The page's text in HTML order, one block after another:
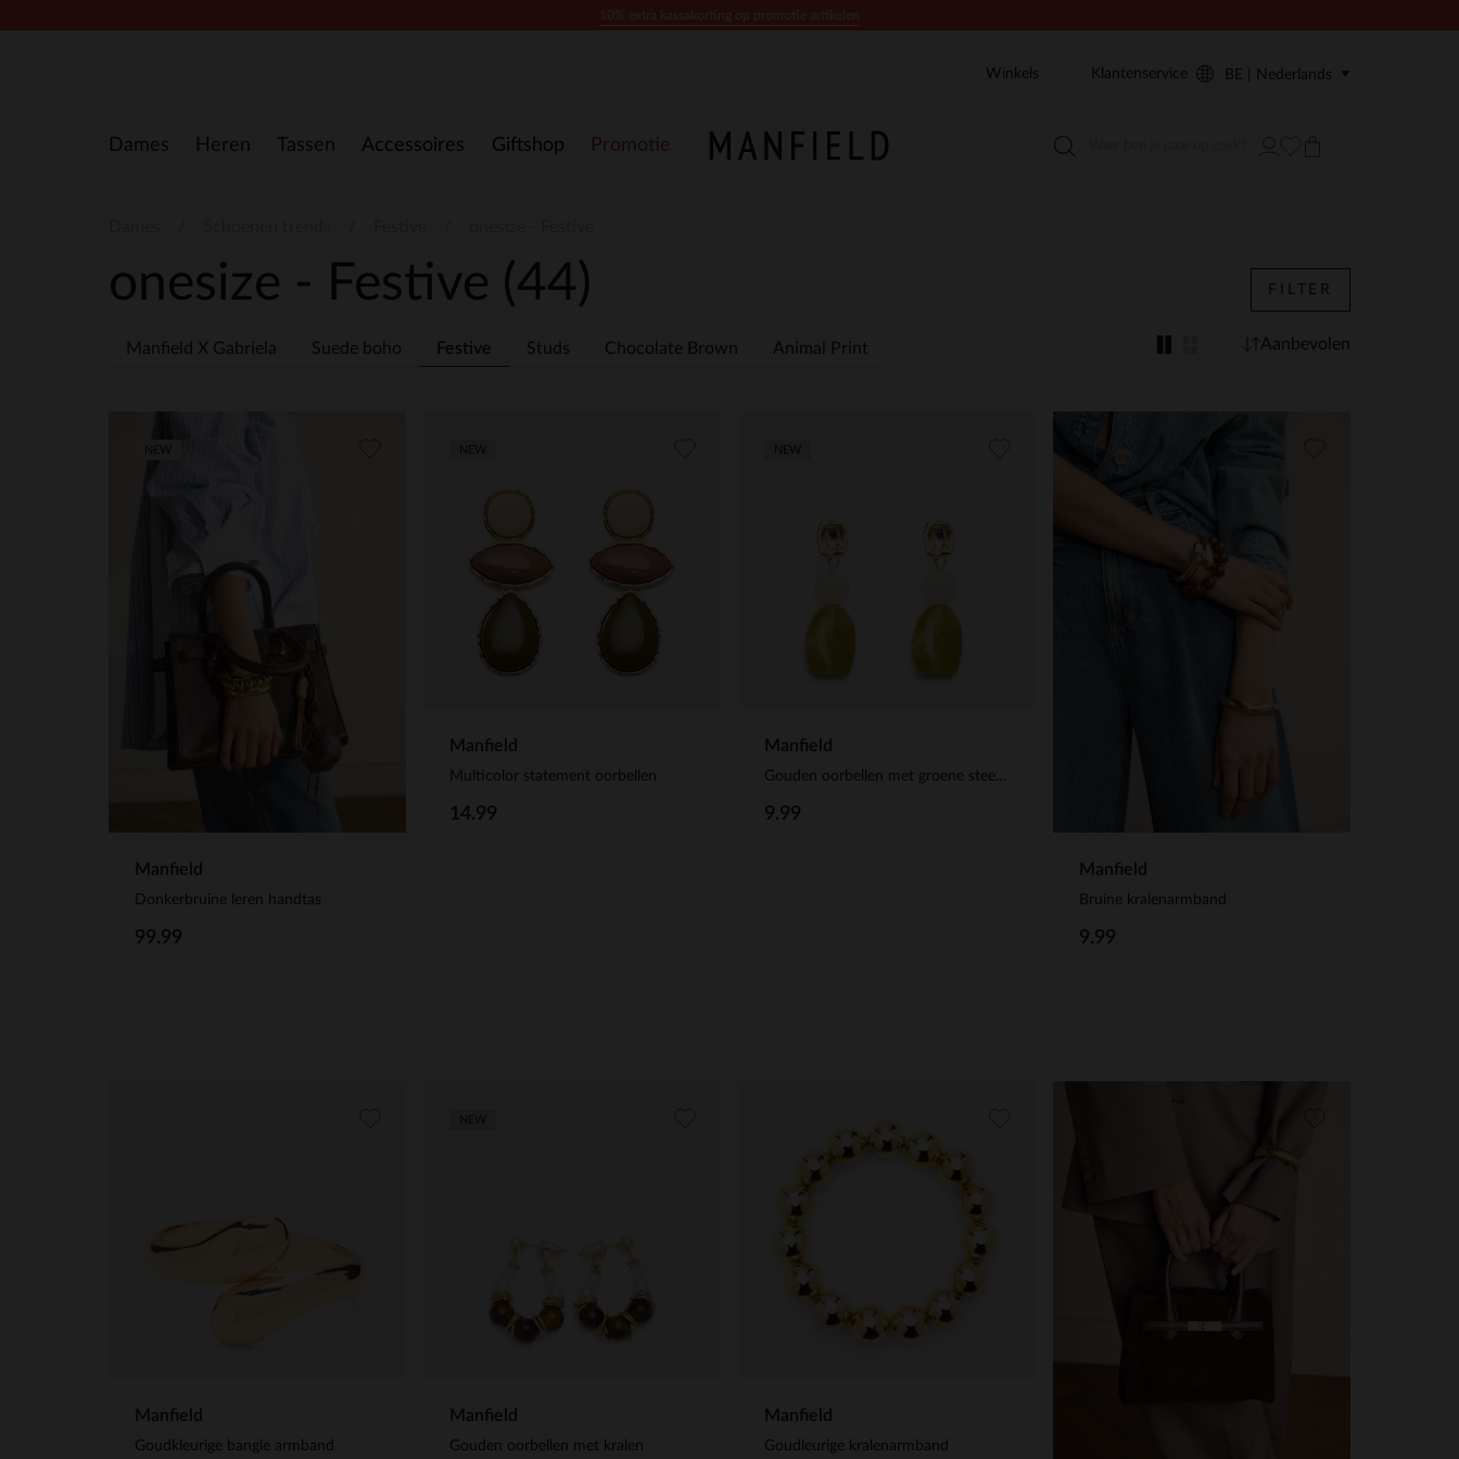
Dames Heren Tassen Accessoires Giftshop Promotie
Winkels Klantenservice BE | Nederlands
onesize - Festive (44)
Manfield X Gabriela Suede boho Festive Studs Chocolate Brown Animal Print
FILTER
Aanbevolen
Manfield
Donkerbruine leren handtas
99.99
Manfield
Multicolor statement oorbellen
14.99
Manfield
Gouden oorbellen met groene steentjes
9.99
Manfield
Bruine kralenarmband
9.99
Manfield
Goudkleurige bangle armband
Manfield
Gouden oorbellen met kralen
Manfield
Goudleurige kralenarmband